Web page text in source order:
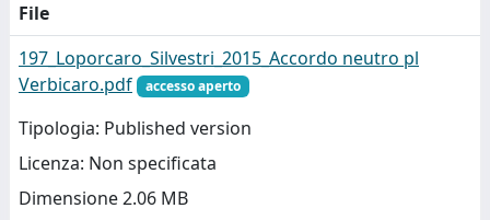
File
197_Loporcaro_Silvestri_2015_Accordo neutro pl
Verbicaro.pdf
accesso aperto
Tipologia: Published version
Licenza: Non specificata
Dimensione 2.06 MB